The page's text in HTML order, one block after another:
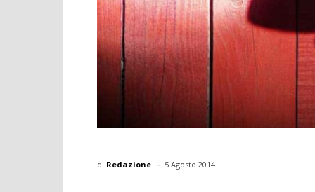
di Redazione - 5 Agosto 2014